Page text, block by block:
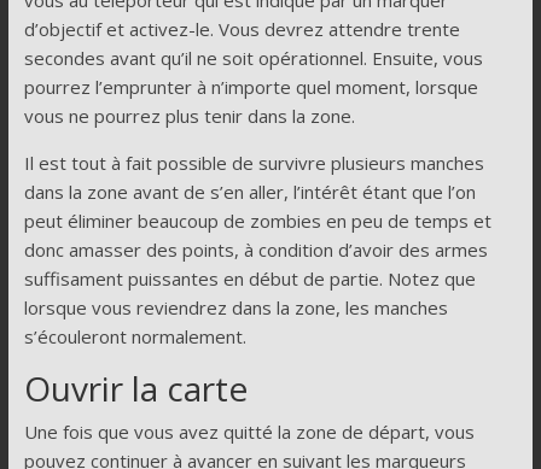
d’objectif et activez-le. Vous devrez attendre trente
secondes avant qu’il ne soit opérationnel. Ensuite, vous
pourrez l’emprunter à n’importe quel moment, lorsque
vous ne pourrez plus tenir dans la zone.
Il est tout à fait possible de survivre plusieurs manches
dans la zone avant de s’en aller, l’intérêt étant que l’on
peut éliminer beaucoup de zombies en peu de temps et
donc amasser des points, à condition d’avoir des armes
suffisament puissantes en début de partie. Notez que
lorsque vous reviendrez dans la zone, les manches
s’écouleront normalement.
Ouvrir la carte
Une fois que vous avez quitté la zone de départ, vous
pouvez continuer à avancer en suivant les marqueurs